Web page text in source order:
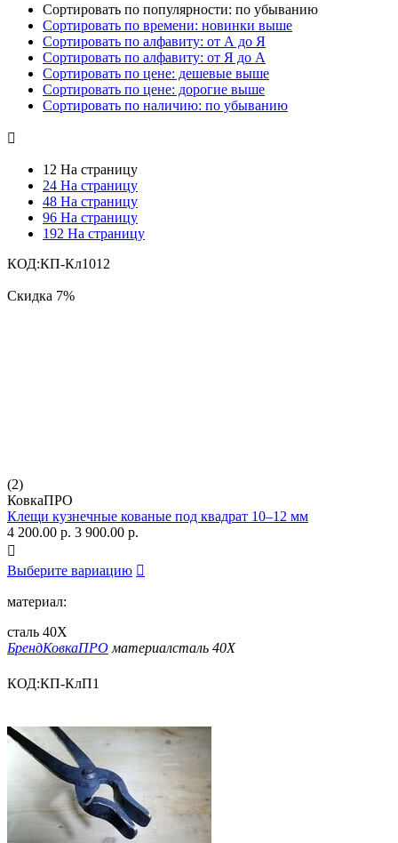
Сортировать по популярности: по убыванию
Сортировать по времени: новинки выше
Сортировать по алфавиту: от А до Я
Сортировать по алфавиту: от Я до А
Сортировать по цене: дешевые выше
Сортировать по цене: дорогие выше
Сортировать по наличию: по убыванию

12 На страницу
24 На страницу
48 На страницу
96 На страницу
192 На страницу
КОД:КП-Кл1012
Скидка 7%
(2)
КовкаПРО
Клещи кузнечные кованые под квадрат 10–12 мм
4 200.00 р. 3 900.00 р.

Выберите вариацию 
материал:
сталь 40Х
БрендКовкаПРО материалсталь 40Х
КОД:КП-КлП1